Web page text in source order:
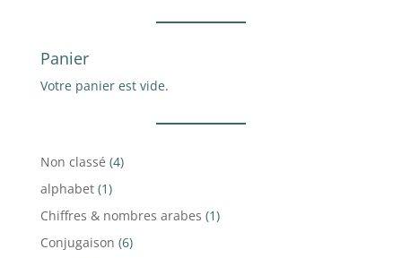
Panier
Votre panier est vide.
Non classé 44
alphabet 11
produit
Chiffres & nombres arabes 11
Conjugaison 66